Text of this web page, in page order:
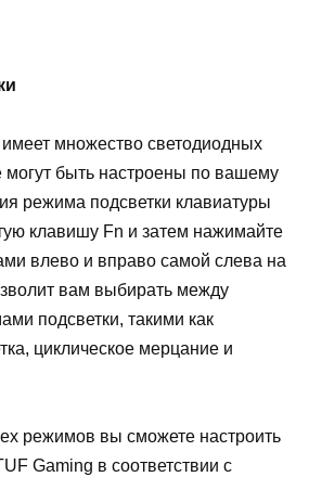
множество светодиодных
могут быть настроены по вашему
режима подсветки клавиатуры
клавишу Fn и затем нажимайте
влево и вправо самой слева на
вам выбирать между
подсветки, такими как
циклическое мерцание и
режимов вы сможете настроить
Gaming в соответствии с